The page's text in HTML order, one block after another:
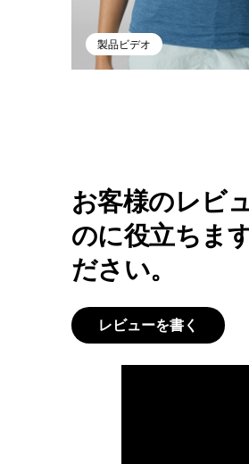
製品ビデオ
お客様のレビ
のに役立ちま
ださい。
レビューを書く